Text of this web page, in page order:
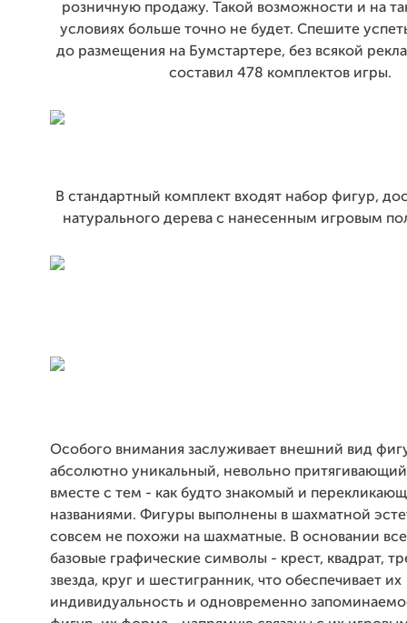
розничную продажу. Такой возможности и на
условиях больше точно не будет. Спешите
до размещения на Бумстартере, без всякой
составил 478 комплектов игры.
В стандартный комплект входят набор фигур,
натурального дерева с нанесенным игровым
Особого внимания заслуживает внешний вид
абсолютно уникальный, невольно притягивающий
вместе с тем - как будто знакомый и
названиями. Фигуры выполнены в шахматной
совсем не похожи на шахматные. В основании
базовые графические символы - крест, квадрат,
звезда, круг и шестигранник, что обеспечивает их
индивидуальность и одновременно